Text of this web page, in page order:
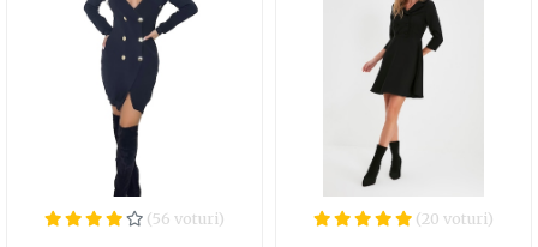
(56 voturi) (20 voturi)